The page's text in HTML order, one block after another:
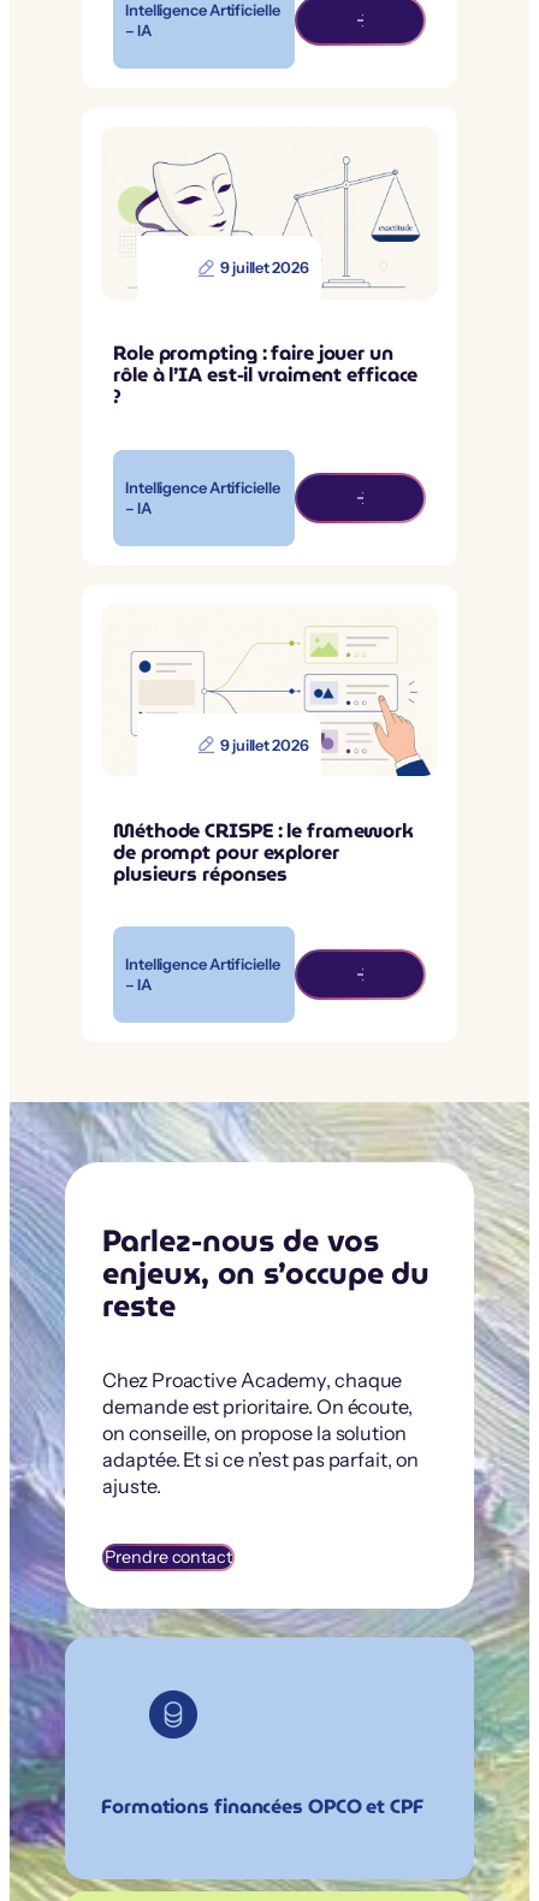
Intelligence Artificielle
– IA
9 juillet 2026
Role prompting : faire jouer un
rôle à l’IA est-il vraiment efficace
?
Intelligence Artificielle
– IA
9 juillet 2026
Méthode CRISPE : le framework
de prompt pour explorer
plusieurs réponses
Intelligence Artificielle
– IA
Parlez-nous de vos
enjeux, on s’occupe du
reste
Chez Proactive Academy, chaque
demande est prioritaire. On écoute,
on conseille, on propose la solution
adaptée. Et si ce n’est pas parfait, on
ajuste.
Prendre contact
Formations financées OPCO et CPF